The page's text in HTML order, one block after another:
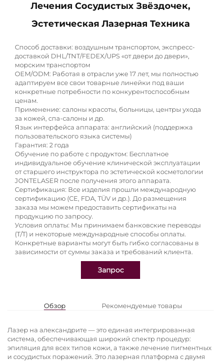
Лечения Сосудистых Звёздочек,
Эстетическая Лазерная Техника
Способ доставки: воздушным транспортом, экспресс-
доставкой DHL/TNT/FEDEX/UPS «от двери до двери»,
морским транспортом
OEM/ODM: Работая в отрасли уже 17 лет, мы полностью
адаптируем все свои товарные линейки под ваши
конкретные потребности по конкурентоспособным
ценам.
Применение: салоны красоты, больницы, центры ухода
за кожей, спа-салоны и др.
Язык интерфейса аппарата: английский (поддержка
пользовательского языка системы)
Гарантия: 2 года
Обучение по работе с продуктом: Бесплатное
индивидуальное обучение клинической эксплуатации
от старшего инструктора по эстетической косметологии
JONTELASER после получения этого аппарата.
Сертификация: Все изделия прошли международную
сертификацию (CE, FDA, TÜV и др.). До размещения
заказа мы можем предоставить сертификаты на
продукцию по запросу.
Условия оплаты: Мы принимаем банковские переводы
(T/T) и некоторые международные способы оплаты.
Конкретные варианты могут быть гибко согласованы в
зависимости от суммы заказа и требований клиента.
Запрос
Обзор Рекомендуемые товары
Лазер на александрите — это единая интегрированная
система, обеспечивающая широкий спектр процедур:
эпиляция для всех типов кожи, а также лечение пигментных
и сосудистых поражений. Это лазерная платформа с двумя